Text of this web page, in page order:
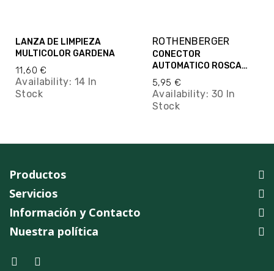
LANZA DE LIMPIEZA
MULTICOLOR GARDENA
11,60 €
Availability: 14 In
Stock
ROTHENBERGER
CONECTOR
AUTOMATICO ROSCA
3/4" CLABER
5,95 €
Availability: 30 In
Stock
Productos
Servicios
Información y Contacto
Nuestra política